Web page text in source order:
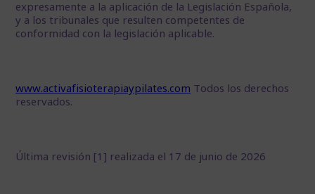
expresamente a la aplicación de la Legislación Española,
y a los tribunales que resulten competentes de
conformidad con la legislación aplicable.
www.activafisioterapiaypilates.com Todos los derechos
reservados.
Última revisión [1] realizada el 17 de junio de 2026